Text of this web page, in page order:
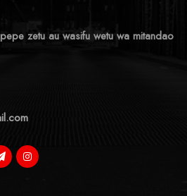
zetu au wasifu wetu wa mitandao